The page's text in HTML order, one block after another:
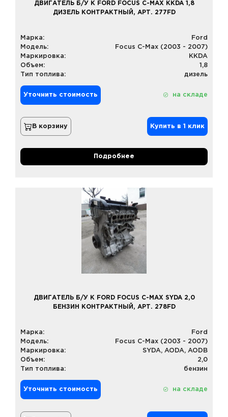
ДВИГАТЕЛЬ Б/У К FORD FOCUS C-MAX KKDA 1,8
ДИЗЕЛЬ КОНТРАКТНЫЙ, АРТ. 277FD
Марка:
Ford
Модель:
Focus C-Max (2003 - 2007)
Маркировка:
KKDA
Объем:
1,8
Тип топлива:
дизель
Уточнить стоимость на складе
В корзину Купить в 1 клик
Подробнее
ДВИГАТЕЛЬ Б/У К FORD FOCUS C-MAX SYDA 2,0
БЕНЗИН КОНТРАКТНЫЙ, АРТ. 278FD
Марка:
Ford
Модель:
Focus C-Max (2003 - 2007)
Маркировка:
SYDA, AODA, AODB
Объем:
2,0
Тип топлива:
бензин
Уточнить стоимость на складе